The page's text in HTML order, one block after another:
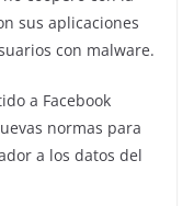
sus aplicaciones
con malware.
a Facebook
normas para
a los datos del